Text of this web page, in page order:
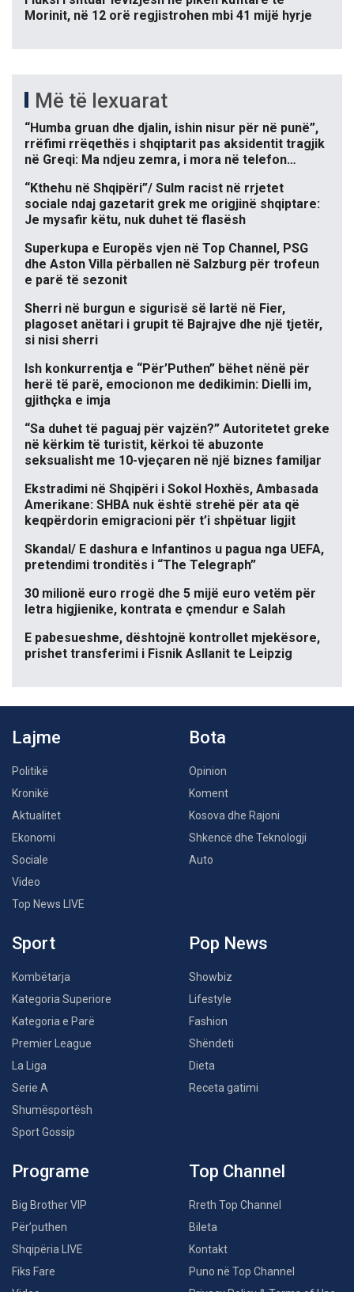
Morinit, në 12 orë regjistrohen mbi 41 mijë hyrje
Më të lexuarat
“Humba gruan dhe djalin, ishin nisur për në punë”,
rrëfimi rrëqethës i shqiptarit pas aksidentit tragjik
në Greqi: Ma ndjeu zemra, i mora në telefon…
“Kthehu në Shqipëri”/ Sulm racist në rrjetet
sociale ndaj gazetarit grek me origjinë shqiptare:
Je mysafir këtu, nuk duhet të flasësh
Superkupa e Europës vjen në Top Channel, PSG
dhe Aston Villa përballen në Salzburg për trofeun
e parë të sezonit
Sherri në burgun e sigurisë së lartë në Fier,
plagoset anëtari i grupit të Bajrajve dhe një tjetër,
si nisi sherri
Ish konkurrentja e “Për’Puthen” bëhet nënë për
herë të parë, emocionon me dedikimin: Dielli im,
gjithçka e imja
“Sa duhet të paguaj për vajzën?” Autoritetet greke
në kërkim të turistit, kërkoi të abuzonte
seksualisht me 10-vjeçaren në një biznes familjar
Ekstradimi në Shqipëri i Sokol Hoxhës, Ambasada
Amerikane: SHBA nuk është strehë për ata që
keqpërdorin emigracioni për t’i shpëtuar ligjit
Skandal/ E dashura e Infantinos u pagua nga UEFA,
pretendimi tronditës i “The Telegraph”
30 milionë euro rrogë dhe 5 mijë euro vetëm për
letra higjienike, kontrata e çmendur e Salah
E pabesueshme, dështojnë kontrollet mjekësore,
prishet transferimi i Fisnik Asllanit te Leipzig
Lajme
Politikë
Kronikë
Aktualitet
Ekonomi
Sociale
Video
Top News LIVE
Bota
Opinion
Koment
Kosova dhe Rajoni
Shkencë dhe Teknologji
Auto
Sport
Kombëtarja
Kategoria Superiore
Kategoria e Parë
Premier League
La Liga
Serie A
Shumësportësh
Sport Gossip
Pop News
Showbiz
Lifestyle
Fashion
Shëndeti
Dieta
Receta gatimi
Programe
Big Brother VIP
Për’puthen
Shqipëria LIVE
Fiks Fare
Top Channel
Rreth Top Channel
Bileta
Kontakt
Puno në Top Channel